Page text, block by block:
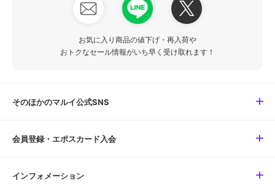
お気に入り商品の値下げ・再入荷や
おトクなセール情報がいち早く受け取れます！
そのほかのマルイ公式SNS
会員登録・エポスカード入会
インフォメーション